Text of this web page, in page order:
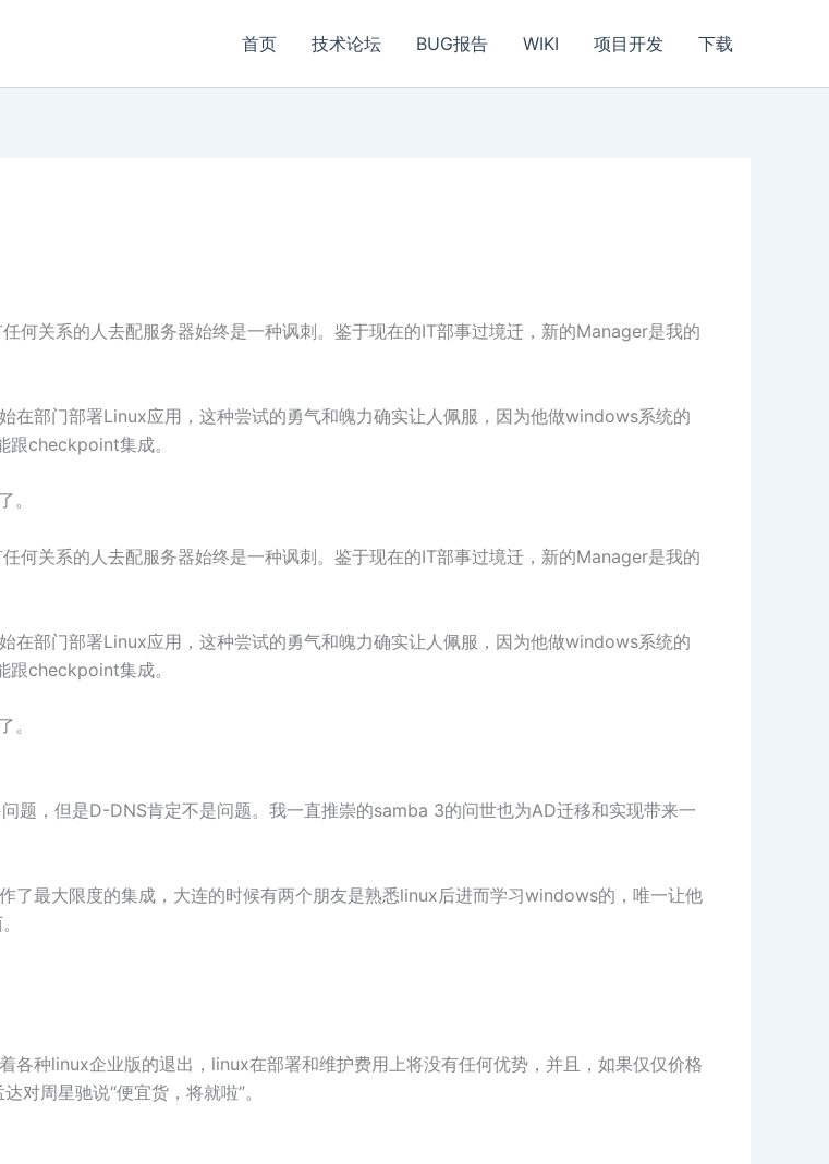
首页 技术论坛 BUG报告 WIKI 项目开发 下载
何关系的人去配服务器始终是一种讽刺。鉴于现在的IT部事过境迁，新的Manager是我的
在部门部署Linux应用，这种尝试的勇气和魄力确实让人佩服，因为他做windows系统的
跟checkpoint集成。
。
何关系的人去配服务器始终是一种讽刺。鉴于现在的IT部事过境迁，新的Manager是我的
在部门部署Linux应用，这种尝试的勇气和魄力确实让人佩服，因为他做windows系统的
跟checkpoint集成。
。
题，但是D-DNS肯定不是问题。我一直推崇的samba 3的问世也为AD迁移和实现带来一
了最大限度的集成，大连的时候有两个朋友是熟悉linux后进而学习windows的，唯一让他
种linux企业版的退出，linux在部署和维护费用上将没有任何优势，并且，如果仅仅价格
对周星驰说“便宜货，将就啦”。